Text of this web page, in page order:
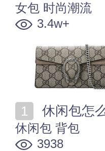
女包 时尚潮流
3.4w+
休闲包怎
休闲包 背包
3938